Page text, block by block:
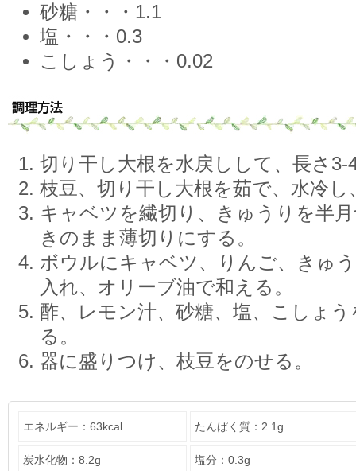
砂糖・・・1.1
塩・・・0.3
こしょう・・・0.02
切り干し大根を水戻しして、長さ3-
枝豆、切り干し大根を茹で、水冷し
キャベツを繊切り、きゅうりを半
きのまま薄切りにする。
ボウルにキャベツ、りんご、きゅ
入れ、オリーブ油で和える。
酢、レモン汁、砂糖、塩、こしょ
る。
器に盛りつけ、枝豆をのせる。
エネルギー：63kcal たんぱく質：2.1g
炭水化物：8.2g 塩分：0.3g